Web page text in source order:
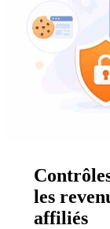
les
affiliés